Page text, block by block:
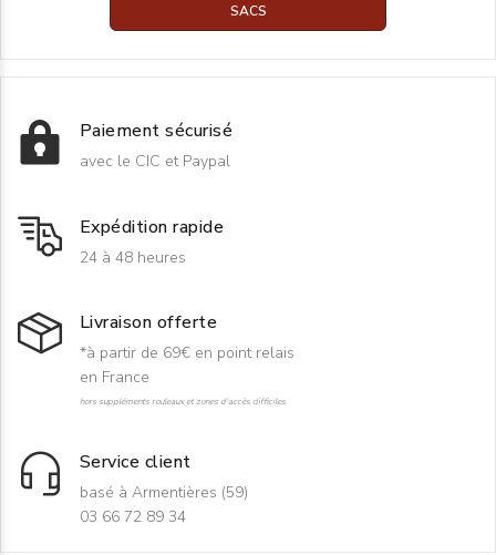
SACS
Paiement sécurisé
avec le CIC et Paypal
Expédition rapide
24 à 48 heures
Livraison offerte
*à partir de 69€ en point relais
en France
hors suppléments rouleaux et zones d'accès difficiles
Service client
basé à Armentières (59)
03 66 72 89 34